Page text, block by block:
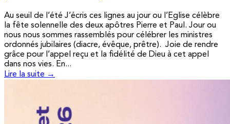
Au seuil de l’été J’écris ces lignes au jour ou l’Eglise célèbre
la fête solennelle des deux apôtres Pierre et Paul. Jour ou
nous nous sommes rassemblés pour célébrer les ministres
ordonnés jubilaires (diacre, évêque, prêtre). Joie de rendre
grâce pour l’appel reçu et la fidélité de Dieu à cet appel
dans nos vies. En...
Lire la suite →